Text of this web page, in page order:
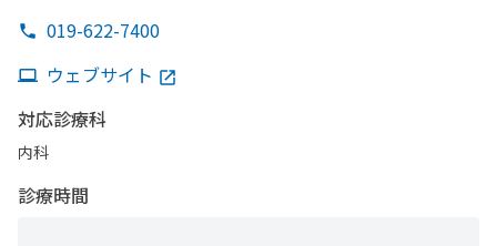
019-622-7400
ウェブサイト
対応診療科
内科
診療時間